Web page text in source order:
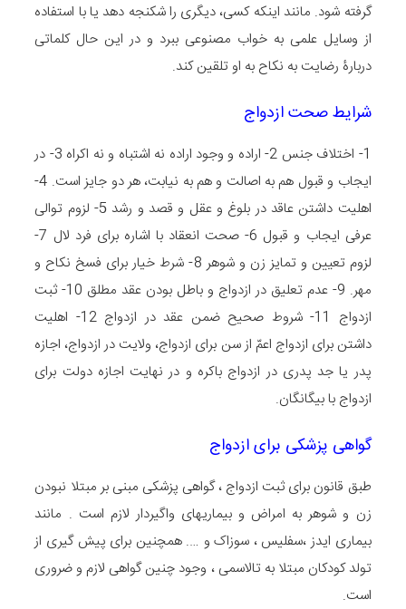
گرفته شود. مانند اینکه کسی، دیگری را شکنجه دهد یا با استفاده
از وسایل علمی به خواب مصنوعی ببرد و در این حال کلماتی
دربارۀ رضایت به نکاح به او تلقین کند.
شرایط صحت ازدواج
1- اختلاف جنس 2- اراده و وجود اراده نه اشتباه و نه اکراه 3- در
ایجاب و قبول هم به اصالت و هم به نیابت، هر دو جایز است. 4-
اهلیت داشتن عاقد در بلوغ و عقل و قصد و رشد 5- لزوم توالی
عرفی ایجاب و قبول 6- صحت انعقاد با اشاره برای فرد لال 7-
لزوم تعیین و تمایز زن و شوهر 8- شرط خیار برای فسخ نکاح و
مهر. 9- عدم تعلیق در ازدواج و باطل بودن عقد مطلق 10- ثبت
ازدواج 11- شروط صحیح ضمن عقد در ازدواج 12- اهلیت
داشتن برای ازدواج اعمّ از سن برای ازدواج، ولایت در ازدواج، اجازه
پدر یا جد پدری در ازدواج باکره و در نهایت اجازه دولت برای
ازدواج با بیگانگان.
گواهی پزشکی برای ازدواج
طبق قانون برای ثبت ازدواج ، گواهی پزشکی مبنی بر مبتلا نبودن
زن و شوهر به امراض و بیماریهای واگیردار لازم است . مانند
بیماری ایدز ،سفلیس ، سوزاک و …. همچنین برای پیش گیری از
تولد کودکان مبتلا به تالاسمی ، وجود چنین گواهی لازم و ضروری
است.